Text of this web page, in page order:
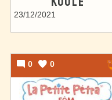
23/12/2021
0 0